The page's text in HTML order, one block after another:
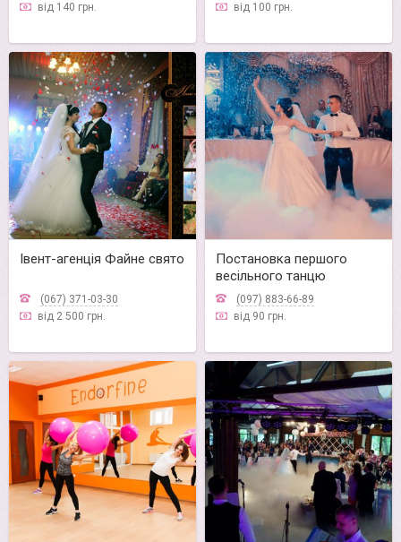
від 140 грн.
від 100 грн.
Івент-агенція Файне свято
(067) 371-03-30
від 2 500 грн.
Постановка першого
весільного танцю
(097) 883-66-89
від 90 грн.